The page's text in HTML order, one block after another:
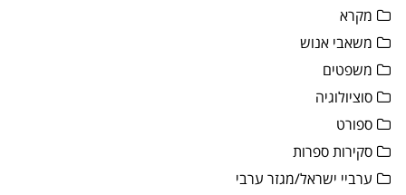
מקרא
משאבי אנוש
משפטים
סוציולוגיה
ספורט
סקירות ספרות
ערביי ישראל/מגזר ערבי